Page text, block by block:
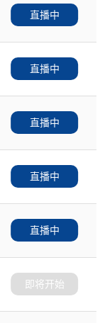
直播中
直播中
直播中
直播中
直播中
即将开始